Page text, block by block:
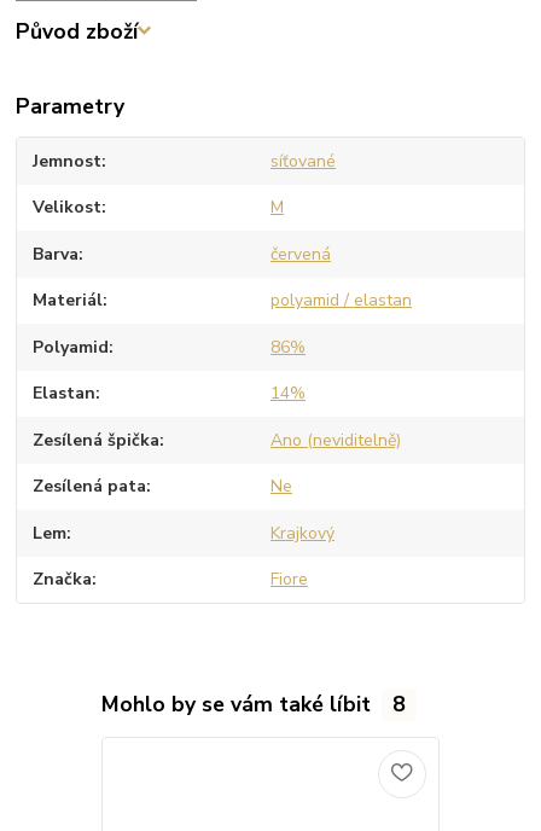
Původ zboží
Parametry
Jemnost síťované
Velikost M
Barva červená
Materiál polyamid / elastan
Polyamid 86%
Elastan 14%
Zesílená špička Ano (neviditelně)
Zesílená pata Ne
Lem Krajkový
Značka Fiore
Mohlo by se vám také líbit 8